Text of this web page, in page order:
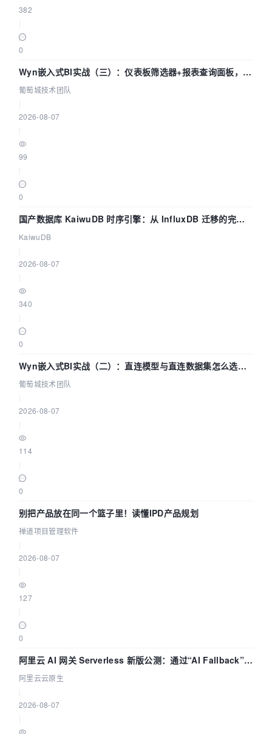
382
0
Wyn嵌入式BI实战（三）：仪表板筛选器+报表查询面板，参
数联动全闭环
葡萄城技术团队
2026-08-07
99
0
国产数据库 KaiwuDB 时序引擎：从 InfluxDB 迁移的完整
技术路径
KaiwuDB
2026-08-07
340
0
Wyn嵌入式BI实战（二）：直连模型与直连数据集怎么选，
参数为什么不生效？| 葡萄城技术团队
葡萄城技术团队
2026-08-07
114
0
别把产品放在同一个篮子里！读懂IPD产品规划
禅道项目管理软件
2026-08-07
127
0
阿里云 AI 网关 Serverless 新版公测：通过“AI Fallback”与
拓扑可视化构建 AI 流量治理底座
阿里云云原生
2026-08-07